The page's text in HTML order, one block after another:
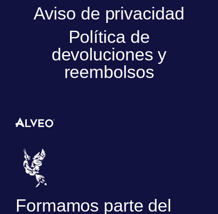
Aviso de privacidad
Política de
devoluciones y
reembolsos
Formamos parte del